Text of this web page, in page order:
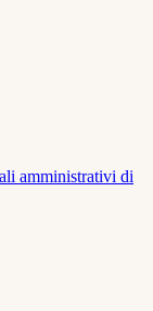
amministrativi di